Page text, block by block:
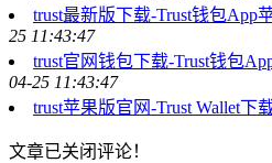
trust最新版下载-Trust钱包App
25 11:43:47
trust官网钱包下载-Trust钱包
04-25 11:43:47
trust苹果版官网-Trust Wallet下
文章已关闭评论！